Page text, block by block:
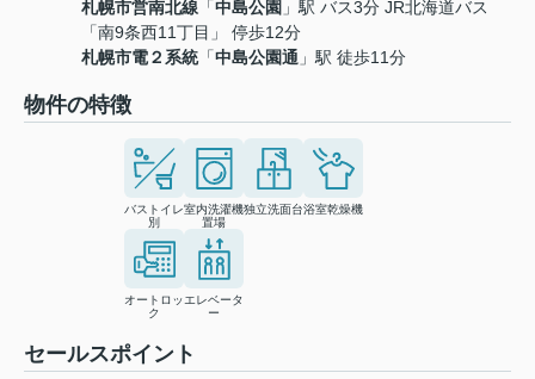
札幌市営南北線 「中島公園 」駅 バス3分 JR北海道バス
「南9条西11丁目」 停歩12分
札幌市電２系統「中島公園通 」駅 徒歩11分
物件の特徴
バストイレ
別
室内洗濯機
置場
独立洗面台浴室乾燥機
オートロッ
ク
エレベータ
ー
セールスポイント